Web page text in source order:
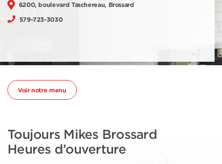
6200, boulevard Taschereau, Brossard
579-723-3030
Voir notre menu
Toujours Mikes Brossard
Heures d’ouverture